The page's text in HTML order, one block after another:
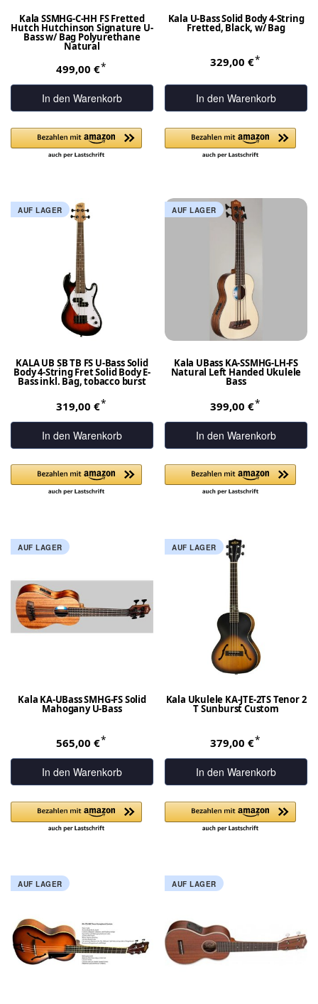
Kala SSMHG-C-HH FS Fretted
Hutch Hutchinson Signature U-
Bass w/ Bag Polyurethane
Natural
499,00 €*
In den Warenkorb
Kala U-Bass Solid Body 4-String
Fretted, Black, w/ Bag
329,00 €*
In den Warenkorb
AUF LAGER
KALA UB SB TB FS U-Bass Solid
Body 4-String Fret Solid Body E-
Bass inkl. Bag, tobacco burst
319,00 €*
In den Warenkorb
AUF LAGER
Kala UBass KA-SSMHG-LH-FS
Natural Left Handed Ukulele
Bass
399,00 €*
In den Warenkorb
AUF LAGER
Kala KA-UBass SMHG-FS Solid
Mahogany U-Bass
565,00 €*
In den Warenkorb
AUF LAGER
Kala Ukulele KA-JTE-2TS Tenor 2
T Sunburst Custom
379,00 €*
In den Warenkorb
AUF LAGER AUF LAGER